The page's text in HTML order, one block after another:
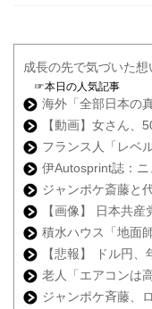
成長の先で気づいた
☞本日の人気記事
海外「全部日本の
【動画】女さん、
フランス人「レベ
伊Autosprint誌：ニ
ジャンポケ斎藤と
【画像】 日本共
積水ハウス「地面
【悲報】 ドル円
老人「エアコンは
ジャンポケ斉藤、